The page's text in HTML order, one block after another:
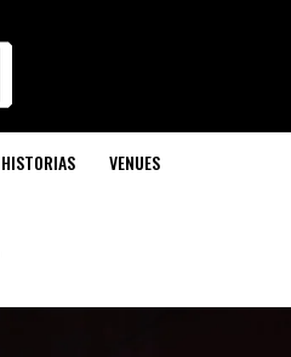
HISTORIAS VENUES